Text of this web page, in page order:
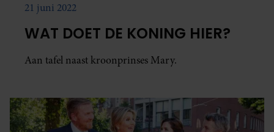
21 juni 2022
WAT DOET DE KONING HIER?
Aan tafel naast kroonprinses Mary.